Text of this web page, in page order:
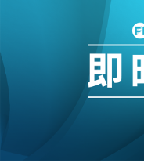
財經｜日經失
財經｜恒隆10
15:11
財經｜韓股反